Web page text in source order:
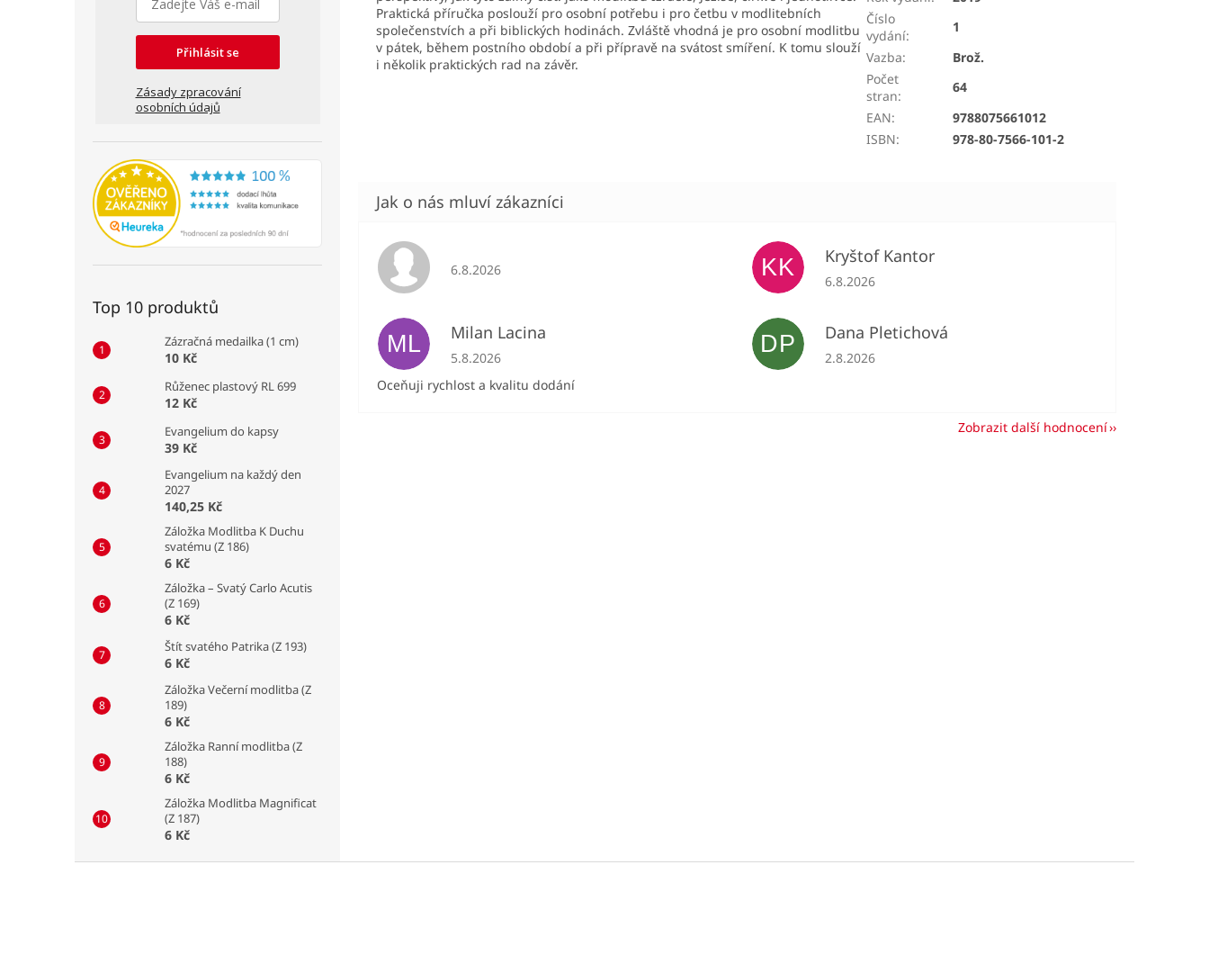
Přihlásit se
Zásady zpracování
osobních údajů
Top 10 produktů
Zázračná medailka (1 cm)
10 Kč
Růženec plastový RL 699
12 Kč
Evangelium do kapsy
39 Kč
Evangelium na každý den
2027
140,25 Kč
Záložka Modlitba K Duchu
svatému (Z 186)
6 Kč
Záložka – Svatý Carlo Acutis
(Z 169)
6 Kč
Štít svatého Patrika (Z 193)
6 Kč
Záložka Večerní modlitba (Z
189)
6 Kč
Záložka Ranní modlitba (Z
188)
6 Kč
Záložka Modlitba Magnificat
(Z 187)
6 Kč
Praktická příručka poslouží pro osobní potřebu i pro četbu v modlitebních
společenstvích a při biblických hodinách. Zvláště vhodná je pro osobní modlitbu
v pátek, během postního období a při přípravě na svátost smíření. K tomu slouží
i několik praktických rad na závěr.
Číslo
vydání:
1
Vazba:
Brož.
Počet
stran:
64
EAN:
9788075661012
ISBN: 978-80-7566-101-2
Hodnocení obchodu je 5 z 5 hvězdiček.
6.8.2026 KK Kryštof Kantor
Hodnocení obchodu je 5 z 5 hvězdiček.
6.8.2026
ML Milan Lacina
Hodnocení obchodu je 5 z 5 hvězdiček.
5.8.2026
Oceňuji rychlost a kvalitu dodání
DP Dana Pletichová
Hodnocení obchodu je 5 z 5 hvězdiček.
2.8.2026
Zobrazit další hodnocení